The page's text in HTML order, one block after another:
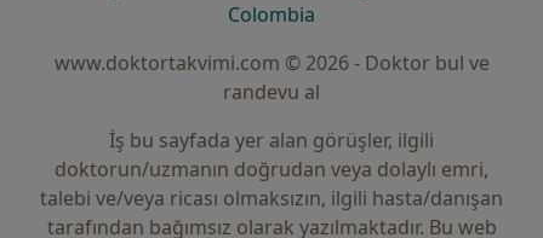
Colombia
www.doktortakvimi.com © 2026 - Doktor bul ve
randevu al
İş bu sayfada yer alan görüşler, ilgili
doktorun/uzmanın doğrudan veya dolaylı emri,
talebi ve/veya ricası olmaksızın, ilgili hasta/danışan
tarafından bağımsız olarak yazılmaktadır. Bu web